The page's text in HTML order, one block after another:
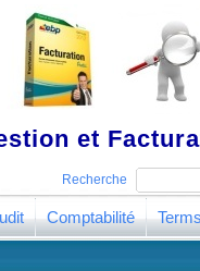
et
Recherche
Comptabilité